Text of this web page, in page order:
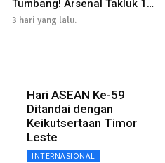
Tumbang! Arsenal Takluk 1-
3 d...
3 hari yang lalu.
Hari ASEAN Ke-59
Ditandai dengan
Keikutsertaan Timor
Leste
INTERNASIONAL